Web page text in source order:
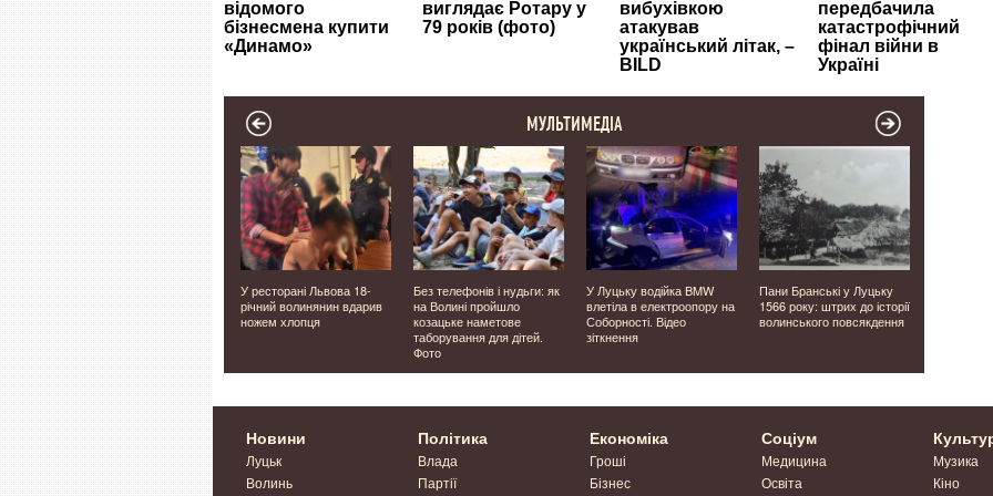
МУЛЬТИМЕДІА
в
Ховалась під землею
понад 1600 років: в
Британії знайшли
унікальну римську віллу
У ресторані Львова 18-
річний волинянин вдарив
ножем хлопця
Без телефонів і нудьги: як
на Волині пройшло
козацьке наметове
таборування для дітей.
Фото
У Луцьку водійка BMW
влетіла в електроопору на
Соборності. Відео
зіткнення
Пани Бранські у Луцьку
1566 року: штрих до історії
волинського повсякдення
Новини
Луцьк
Волинь
Політика
Влада
Партії
Економіка
Гроші
Бізнес
Соціум
Медицина
Освіта
Музика
Кіно